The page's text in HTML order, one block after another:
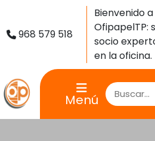
968 579 518
Bienvenido a
OfipapelTP:
socio
en la oficina.
Menú